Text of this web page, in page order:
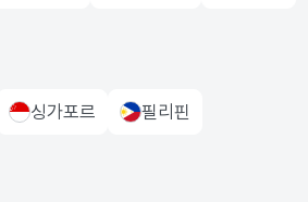
singapore Flag
싱가포르 philippiness Flag
필리핀